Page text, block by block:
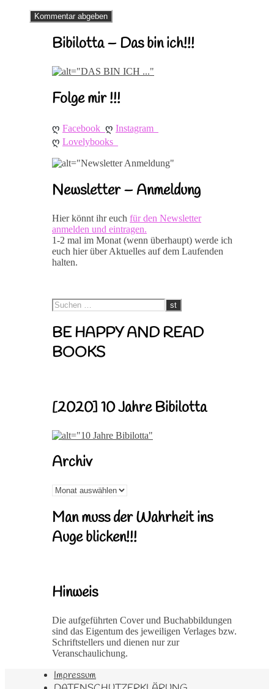
Bibilotta – Das bin ich!!!
Folge mir !!!
ღ Facebook ღ Instagram
ღ Lovelybooks
Newsletter – Anmeldung
Hier könnt ihr euch für den Newsletter
anmelden und eintragen.
1-2 mal im Monat (wenn überhaupt) werde ich
euch hier über Aktuelles auf dem Laufenden
halten.
BE HAPPY AND READ
BOOKS
[2020] 10 Jahre Bibilotta
Archiv
Archiv
Man muss der Wahrheit ins
Auge blicken!!!
Hinweis
Die aufgeführten Cover und Buchabbildungen
sind das Eigentum des jeweiligen Verlages bzw.
Schriftstellers und dienen nur zur
Veranschaulichung.
Impressum